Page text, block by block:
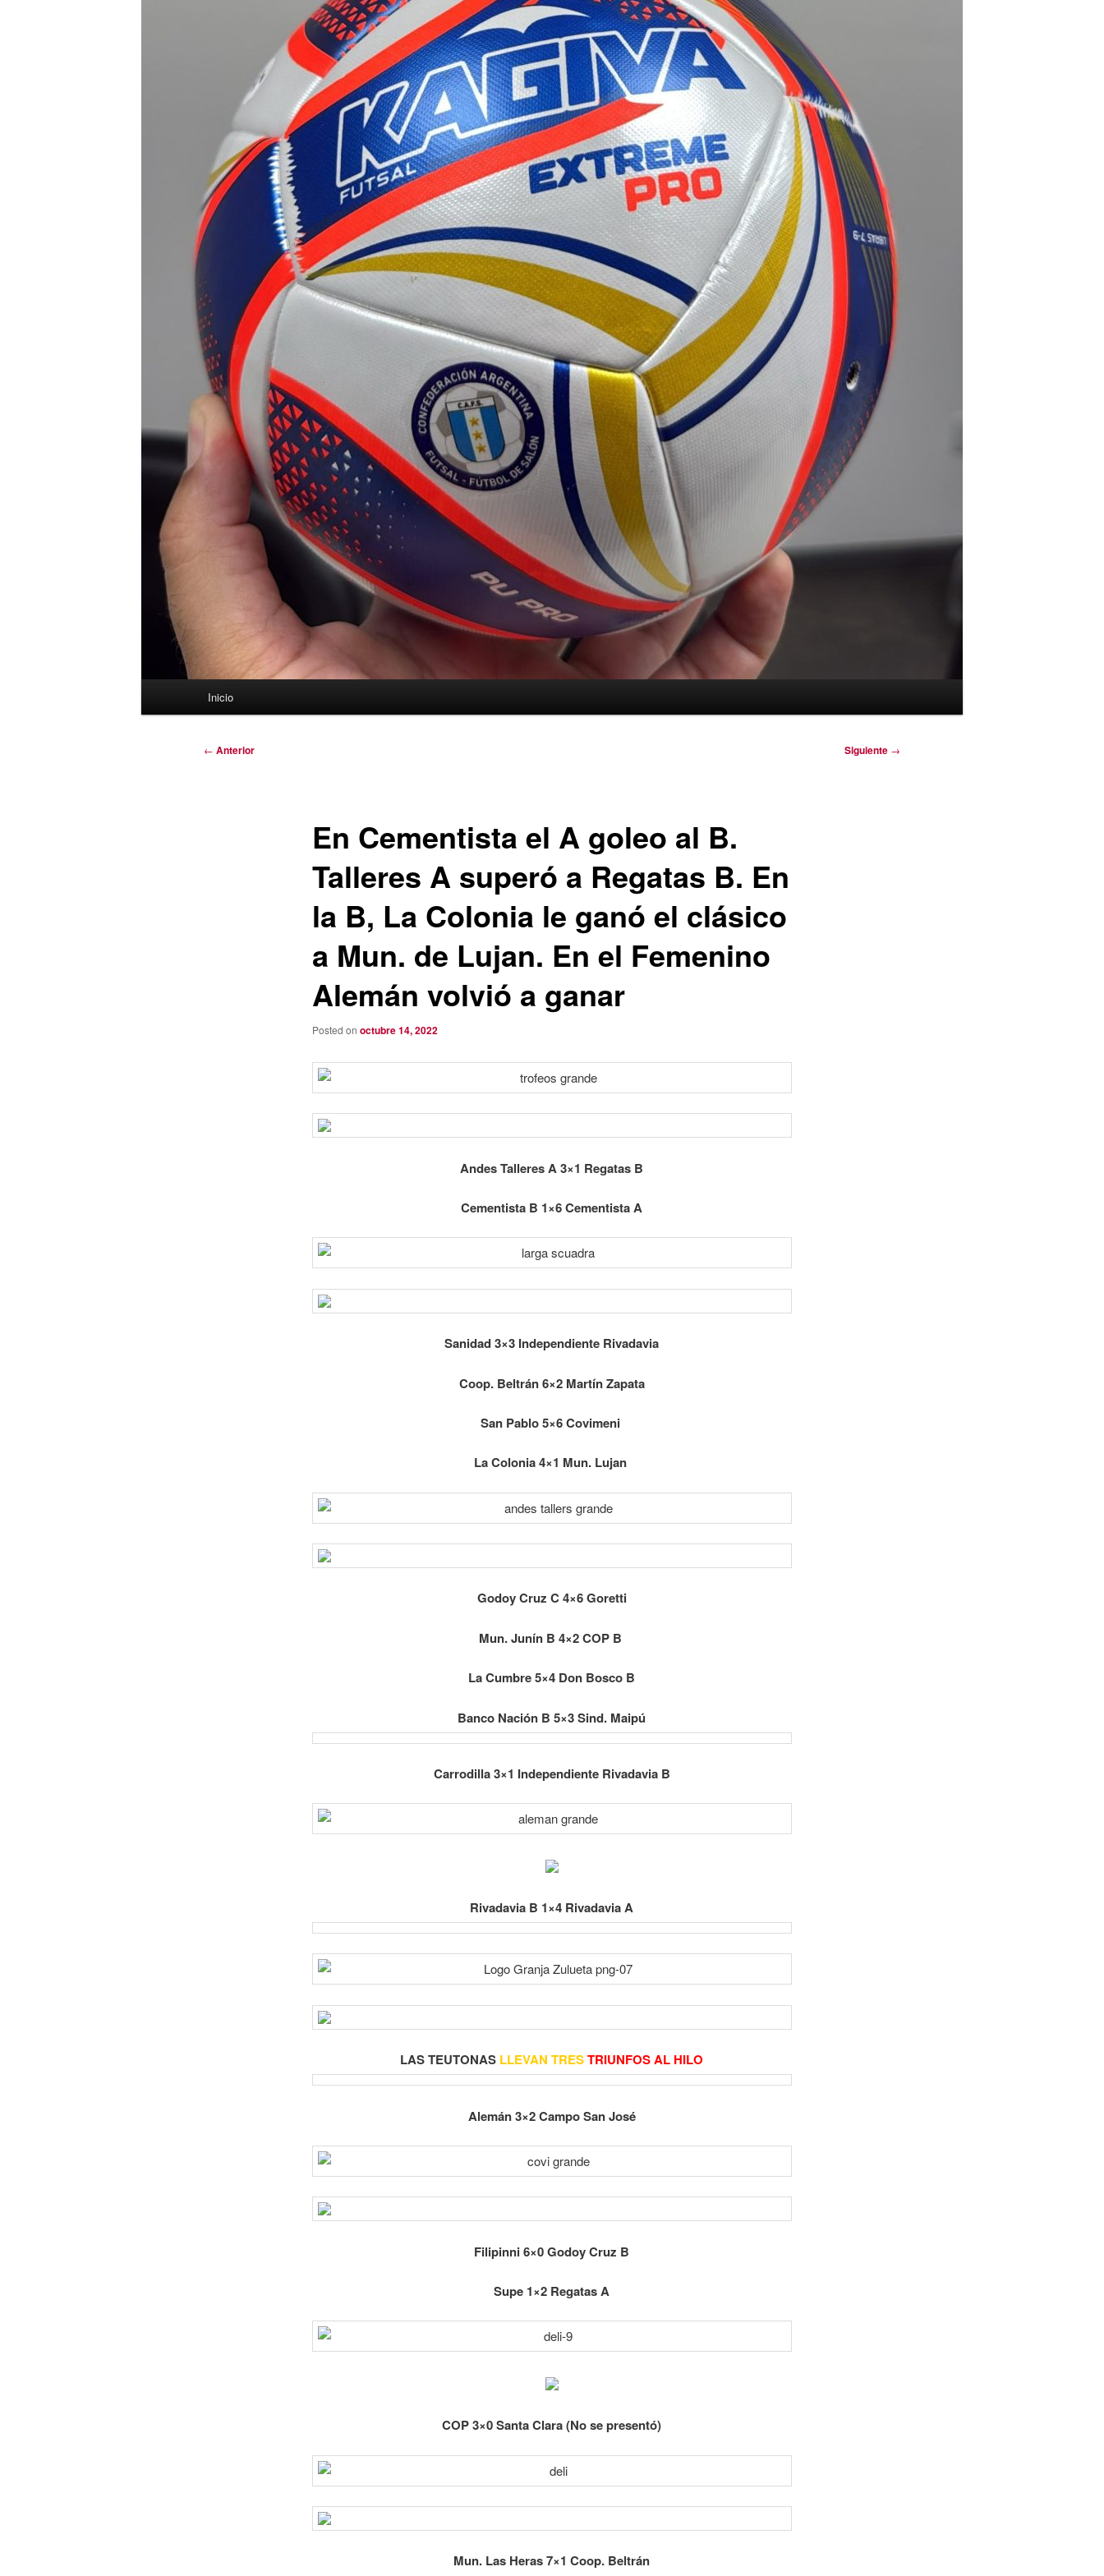
Inicio
Navegación
← Anterior Siguiente →
En Cementista el A goleo al B.
Talleres A superó a Regatas B. En
la B, La Colonia le ganó el clásico
a Mun. de Lujan. En el Femenino
Alemán volvió a ganar
Posted on octubre 14, 2022
Andes Talleres A 3×1 Regatas B
Cementista B 1×6 Cementista A
Sanidad 3×3 Independiente Rivadavia
Coop. Beltrán 6×2 Martín Zapata
San Pablo 5×6 Covimeni
La Colonia 4×1 Mun. Lujan
Godoy Cruz C 4×6 Goretti
Mun. Junín B 4×2 COP B
La Cumbre 5×4 Don Bosco B
Banco Nación B 5×3 Sind. Maipú
Carrodilla 3×1 Independiente Rivadavia B
Rivadavia B 1×4 Rivadavia A
LAS TEUTONAS LLEVAN TRES TRIUNFOS AL HILO
Alemán 3×2 Campo San José
Filipinni 6×0 Godoy Cruz B
Supe 1×2 Regatas A
COP 3×0 Santa Clara (No se presentó)
Mun. Las Heras 7×1 Coop. Beltrán